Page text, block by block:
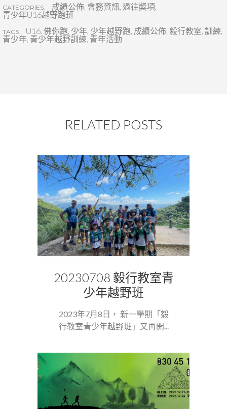
CATEGORIES: 成績公佈, 會務資訊, 過往奬項,
青少年U16越野跑班
TAGS: U16, 佛你跑, 少年, 少年越野跑, 成績公佈, 毅行教室, 訓練,
青少年, 青少年越野訓練, 青年活動
RELATED POSTS
20230708 毅行教室青
少年越野班
2023年7月8日， 新一學期「毅
行教室青少年越野班」又再開...